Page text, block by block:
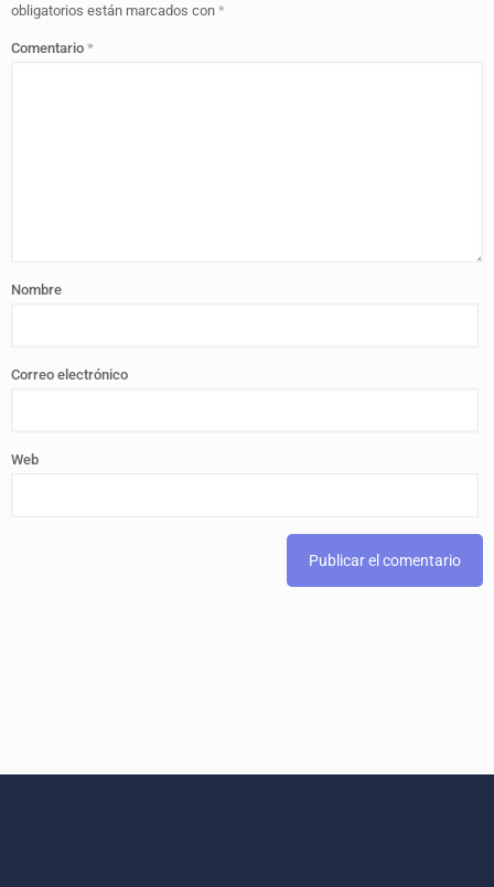
obligatorios están marcados con *
Comentario *
Nombre
Correo electrónico
Web